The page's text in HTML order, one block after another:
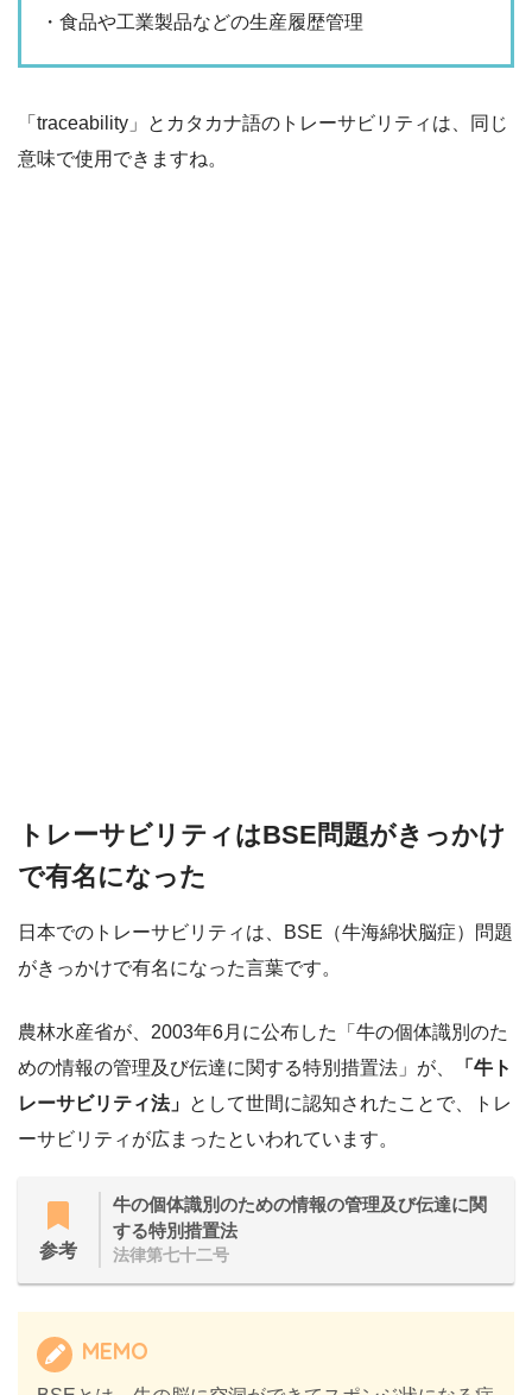
・食品や工業製品などの生産履歴管理
「traceability」とカタカナ語のトレーサビリティは、同じ
意味で使用できますね。
トレーサビリティはBSE問題がきっかけ
で有名になった
日本でのトレーサビリティは、BSE（牛海綿状脳症）問題
がきっかけで有名になった言葉です。
農林水産省が、2003年6月に公布した「牛の個体識別のた
めの情報の管理及び伝達に関する特別措置法」が、
「牛ト
レーサビリティ法」 として世間に認知されたことで、トレ
ーサビリティが広まったといわれています。
参考
牛の個体識別のための情報の管理及び伝達に関
する特別措置法
法律第七十二号
MEMO